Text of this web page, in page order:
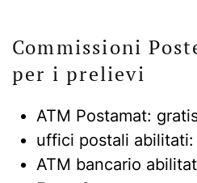
Commissioni
per i prelievi
ATM Postamat:
uffici postali abilitati:
ATM bancario